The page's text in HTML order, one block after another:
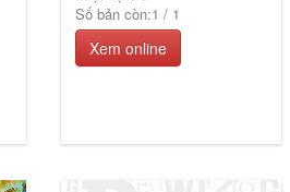
Số bản còn:1 /1
Xem online